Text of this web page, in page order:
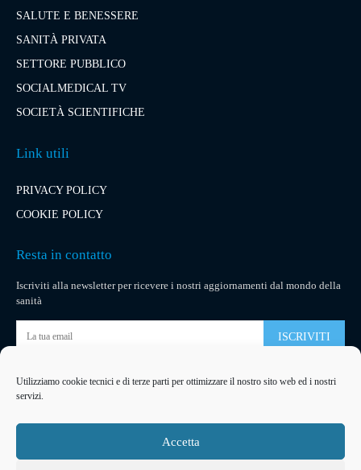
Utilizziamo cookie tecnici e di terze parti per ottimizzare il nostro sito web ed i nostri
servizi.
Accetta
SALUTE E BENESSERE
SANITÀ PRIVATA
SETTORE PUBBLICO
SOCIALMEDICAL TV
SOCIETÀ SCIENTIFICHE
Link utili
PRIVACY POLICY
COOKIE POLICY
Resta in contatto
Iscriviti alla newsletter per ricevere i nostri aggiornamenti dal mondo della
sanità
ISCRIVITI
Pubblicità
La tua pubblicità